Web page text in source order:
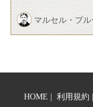
マルセル・プル
HOME 利用規約